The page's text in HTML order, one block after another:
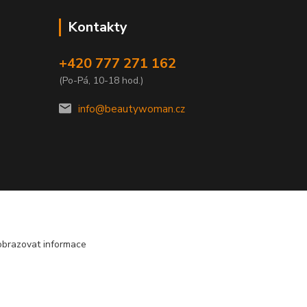
Kontakty
+420 777 271 162
(Po-Pá, 10-18 hod.)
info@beautywoman.cz
informace